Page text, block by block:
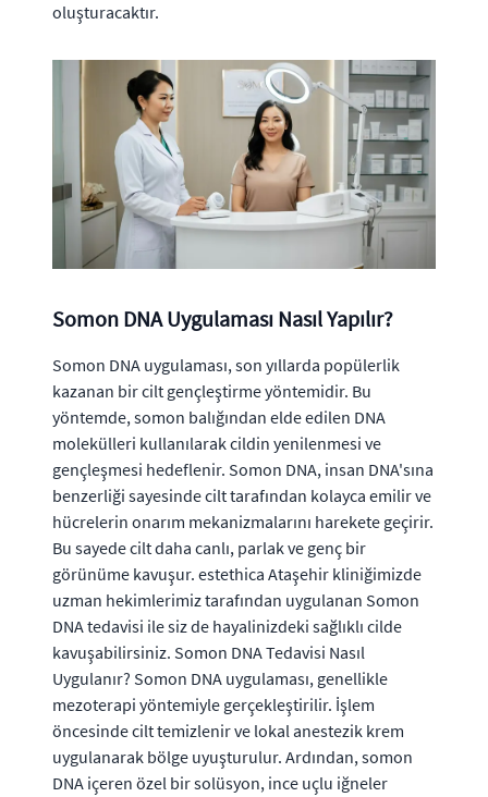
oluşturacaktır.
Somon DNA Uygulaması Nasıl Yapılır?
Somon DNA uygulaması, son yıllarda popülerlik
kazanan bir cilt gençleştirme yöntemidir. Bu
yöntemde, somon balığından elde edilen DNA
molekülleri kullanılarak cildin yenilenmesi ve
gençleşmesi hedeflenir. Somon DNA, insan DNA'sına
benzerliği sayesinde cilt tarafından kolayca emilir ve
hücrelerin onarım mekanizmalarını harekete geçirir.
Bu sayede cilt daha canlı, parlak ve genç bir
görünüme kavuşur. estethica Ataşehir kliniğimizde
uzman hekimlerimiz tarafından uygulanan Somon
DNA tedavisi ile siz de hayalinizdeki sağlıklı cilde
kavuşabilirsiniz. Somon DNA Tedavisi Nasıl
Uygulanır? Somon DNA uygulaması, genellikle
mezoterapi yöntemiyle gerçekleştirilir. İşlem
öncesinde cilt temizlenir ve lokal anestezik krem
uygulanarak bölge uyuşturulur. Ardından, somon
DNA içeren özel bir solüsyon, ince uçlu iğneler